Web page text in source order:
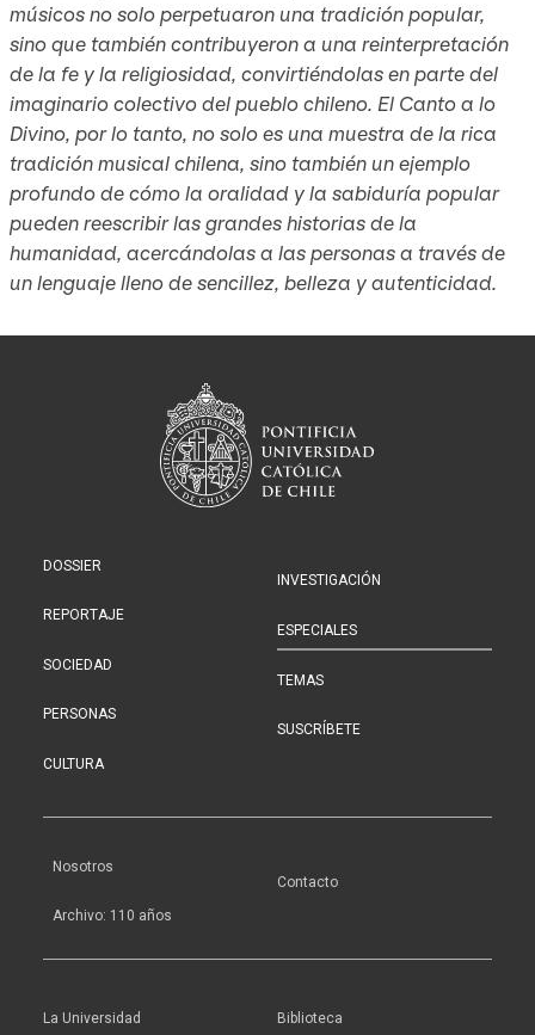
músicos no solo perpetuaron una tradición popular,
sino que también contribuyeron a una reinterpretación
de la fe y la religiosidad, convirtiéndolas en parte del
imaginario colectivo del pueblo chileno. El Canto a lo
Divino, por lo tanto, no solo es una muestra de la rica
tradición musical chilena, sino también un ejemplo
profundo de cómo la oralidad y la sabiduría popular
pueden reescribir las grandes historias de la
humanidad, acercándolas a las personas a través de
un lenguaje lleno de sencillez, belleza y autenticidad.
DOSSIER
REPORTAJE
SOCIEDAD
PERSONAS
CULTURA
INVESTIGACIÓN
ESPECIALES
TEMAS
SUSCRÍBETE
Nosotros
Archivo: 110 años
Contacto
La Universidad Biblioteca